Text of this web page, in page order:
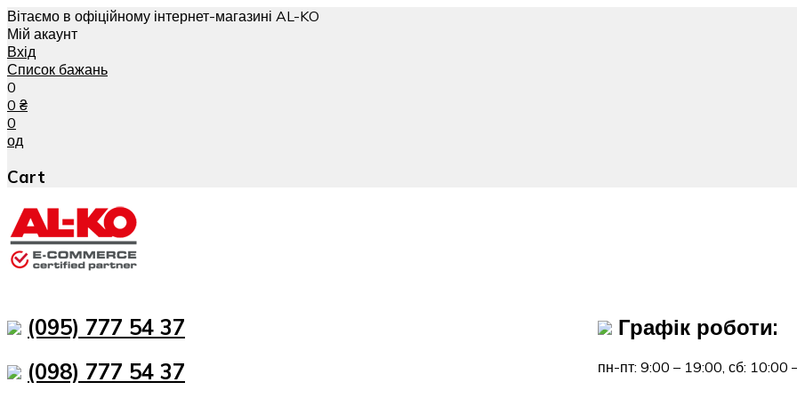
Вітаємо в офіційному інтернет-магазині AL-KO
Мій акаунт
Вхід
Список бажань
0
0 ₴
0
од
Cart
(095) 777 54 37
(098) 777 54 37
Графік роботи:
пн-пт: 9:00 – 19:00, сб: 10:00